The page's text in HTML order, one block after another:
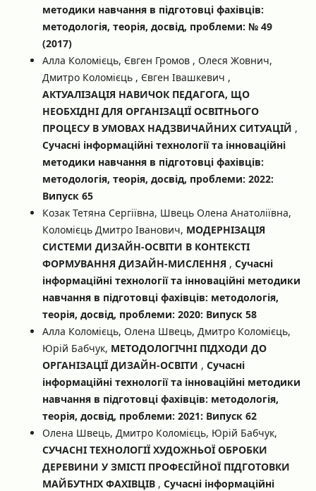
методики навчання в підготовці фахівців:
методологія, теорія, досвід, проблеми: № 49
(2017)
Алла Коломієць, Євген Громов , Олеся Жовнич,
Дмитро Коломієць , Євген Івашкевич ,
АКТУАЛІЗАЦІЯ НАВИЧОК ПЕДАГОГА, ЩО
НЕОБХІДНІ ДЛЯ ОРГАНІЗАЦІЇ ОСВІТНЬОГО
ПРОЦЕСУ В УМОВАХ НАДЗВИЧАЙНИХ СИТУАЦІЙ ,
Сучасні інформаційні технології та інноваційні
методики навчання в підготовці фахівців:
методологія, теорія, досвід, проблеми: 2022:
Випуск 65
Козак Тетяна Сергіївна, Швець Олена Анатоліївна,
Коломієць Дмитро Іванович, МОДЕРНІЗАЦІЯ
СИСТЕМИ ДИЗАЙН-ОСВІТИ В КОНТЕКСТІ
ФОРМУВАННЯ ДИЗАЙН-МИСЛЕННЯ , Сучасні
інформаційні технології та інноваційні методики
навчання в підготовці фахівців: методологія,
теорія, досвід, проблеми: 2020: Випуск 58
Алла Коломієць, Олена Швець, Дмитро Коломієць,
Юрій Бабчук, МЕТОДОЛОГІЧНІ ПІДХОДИ ДО
ОРГАНІЗАЦІЇ ДИЗАЙН-ОСВІТИ , Сучасні
інформаційні технології та інноваційні методики
навчання в підготовці фахівців: методологія,
теорія, досвід, проблеми: 2021: Випуск 62
Олена Швець, Дмитро Коломієць, Юрій Бабчук,
СУЧАСНІ ТЕХНОЛОГІЇ ХУДОЖНЬОЇ ОБРОБКИ
ДЕРЕВИНИ У ЗМІСТІ ПРОФЕСІЙНОЇ ПІДГОТОВКИ
МАЙБУТНІХ ФАХІВЦІВ , Сучасні інформаційні